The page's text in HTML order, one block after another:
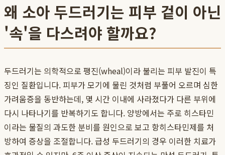
왜 소아 두드러기는 피부 겉이 아닌
'속'을 다스려야 할까요?
두드러기는 의학적으로 팽진(wheal)이라 불리는 피부 발진이 특
징인 질환입니다. 피부가 모기에 물린 것처럼 부풀어 오르며 심한
가려움증을 동반하는데, 몇 시간 이내에 사라졌다가 다른 부위에
다시 나타나기를 반복하기도 합니다. 양방에서는 주로 히스타민
이라는 물질의 과도한 분비를 원인으로 보고 항히스타민제를 처
방하여 증상을 조절합니다. 급성 두드러기의 경우 이러한 치료가